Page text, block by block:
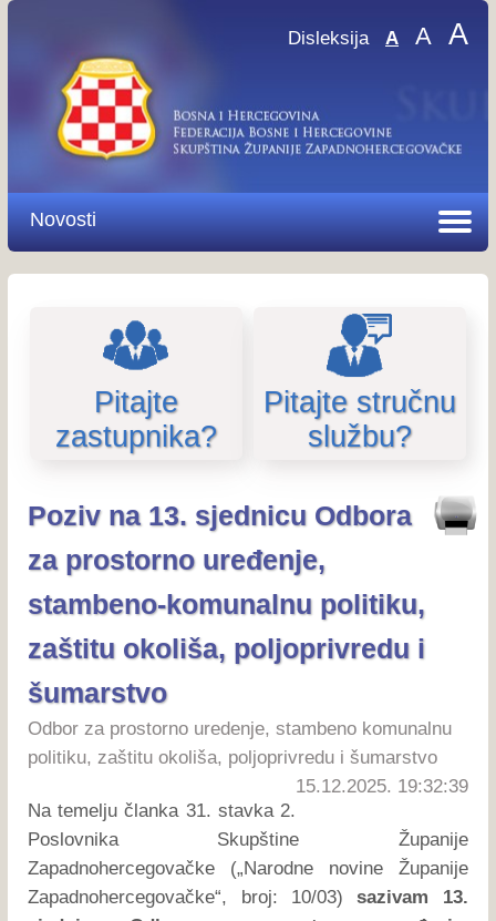
Disleksija A A A
Novosti
Pitajte
zastupnika?
Pitajte stručnu
službu?
Poziv na 13. sjednicu Odbora
za prostorno uređenje,
stambeno-komunalnu politiku,
zaštitu okoliša, poljoprivredu i
šumarstvo
Odbor za prostorno uredenje, stambeno komunalnu
politiku, zaštitu okoliša, poljoprivredu i šumarstvo
15.12.2025. 19:32:39
Na temelju članka 31. stavka 2.
Poslovnika Skupštine Županije
Zapadnohercegovačke („Narodne novine Županije
Zapadnohercegovačke“, broj: 10/03)sazivam 13.